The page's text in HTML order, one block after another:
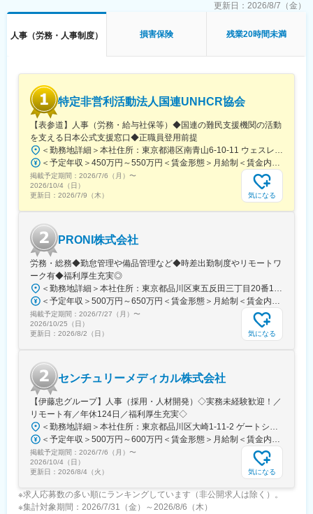
更新時期の管理や契約締結など、雇用形態に応じた適切な管理体
のサイクル（給与支給や年末調整など）が明確なため、自らスケ
☆給与・社保・労働衛生はもちろん、企業年金や株式報酬関連な
ど当部門で扱う領域は非常に多岐にわたります。上場企業ならで
はの広範なキャリアパスで一生ものの専門知識を身に付けること
が出来ます。
■働く環境：
・基本出社前提で対面でのコミュニケーションを取りながら業務
を進めていただきます。
・残業：平均18.5時間
2009年、当時業界初であった住宅設備の延長保証サービスの開
発・発売を皮切りに、電子マネーサービス、BPO事業(再エ
ネ/GIGAスクール等)、サブスク型建物サービスなど、オンリーワ
ンにこだわりサービス開発を行い、業界内で確固たる地位を築い
ています。
業績としては、創業以来14期連続増収/直近5期で売上2.7倍、経常
利益8.2倍となっています。長期保証契約の着実な獲得により、安
定収益を見込めるビジネスモデルで、財務基盤は強固です。
2024年11月にはシステム開発やコンサルティングを行う株式会社
変更の範囲：会社の定める業務
更新日： 2026/8/7（金）
人事（労務・人事制度） 損害保険 残業20時間未満
特定非営利活動法人国連UNHCR協会
【表参道】人事（労務・給与社保等）◆国連の難民支援機関の活動
を支える日本公式支援窓口◆正職員登用前提
＜勤務地詳細＞本社住所：東京都港区南青山6-10-11 ウェスレーセンター3F勤務地最寄駅：地下鉄各線／表参道駅受動喫煙対策：屋内全面禁煙変更の範囲：会社の定める事業所（リモートワーク含む）
＜予定年収＞450万円～550万円＜賃金形態＞月給制＜賃金内訳＞月額（基本給）：340,000円～420,000円＜月給＞340,000円～420,000円＜昇給有無＞有＜残業手当＞有＜給与補足＞※能力・経験によって決定します。■賞与あり（業績評価に応じて支給）賃金はあくまでも目安の金額であり、選考を通じて上下する可能性があります。月給(月額)は固定手当を含めた表記です。
掲載予定期間： 2026/7/6（月） 〜
2026/10/4（日）
更新日： 2026/7/9（木） 気になる
PRONI株式会社
労務・総務◆勤怠管理や備品管理など◆時差出勤制度やリモートワ
ーク有◆福利厚生充実◎
＜勤務地詳細＞本社住所：東京都品川区東五反田三丁目20番14号 住友不動産高輪パークタワー12F・18F勤務地最寄駅：JR線・都営浅草線・東急池上線／五反田駅受動喫煙対策：屋内喫煙可能場所あり変更の範囲：会社の定める事業所（リモートワーク含む）
＜予定年収＞500万円～650万円＜賃金形態＞月給制＜賃金内訳＞月額（基本給）：317,771円～413,102円固定残業手当/月：98,896円～128,565円（固定残業時間40時間0分/月）超過した時間外労働の残業手当は追加支給＜月給＞416,667円～541,667円（一律手当を含む）＜昇給有無＞有＜残業手当＞有＜給与補足＞経験・スキルに応じて決定成果に応じた個人賞与制度あり（半期ごと）賃金はあくまでも目安の金額であり、選考を通じて上下する可能性があります。月給(月額)は固定手当を含めた表記です。
掲載予定期間： 2026/7/27（月） 〜
2026/10/25（日）
更新日： 2026/8/2（日） 気になる
センチュリーメディカル株式会社
【伊藤忠グループ】人事（採用・人材開発）◇実務未経験歓迎！／
リモート有／年休124日／福利厚生充実◇
＜勤務地詳細＞本社住所：東京都品川区大崎1-11-2 ゲートシティ大崎イーストタワー22Ｆ勤務地最寄駅：JR山手線／大崎駅受動喫煙対策：屋内全面禁煙変更の範囲：会社の定める事業所（リモートワーク含む）
＜予定年収＞500万円～600万円＜賃金形態＞月給制＜賃金内訳＞月額（基本給）：300,000円～350,000円＜月給＞300,000円～350,000円＜昇給有無＞有＜残業手当＞有＜給与補足＞上記年収は、あくまで目安であり、前職・経験を考慮し検討させて頂きます。■昇給：あり■賞与：あり※会社業績と個人業績に応じて算定されます。賃金はあくまでも目安の金額であり、選考を通じて上下する可能性があります。月給(月額)は固定手当を含めた表記です。
掲載予定期間： 2026/7/6（月） 〜
2026/10/4（日）
更新日： 2026/8/4（火） 気になる
※求人応募数の多い順にランキングしています（非公開求人は除く）。
※集計対象期間：2026/7/31（金）～2026/8/6（木）